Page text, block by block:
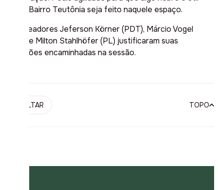
para o Bairro Teutônia seja feito naquele espaço.
Os vereadores Jeferson Körner (PDT), Márcio Vogel
(MDB) e Milton Stahlhöfer (PL) justificaram suas
indicações encaminhadas na sessão.
VOLTAR TOPO